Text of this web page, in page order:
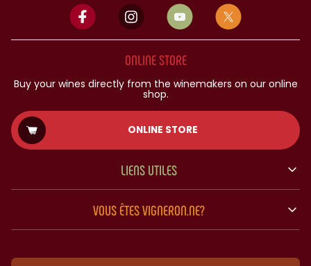
ONLINE STORE
Buy your wines directly from the winemakers on our online
shop.
ONLINE STORE
LIENS UTILES
VOUS ÊTES VIGNERON.NE?